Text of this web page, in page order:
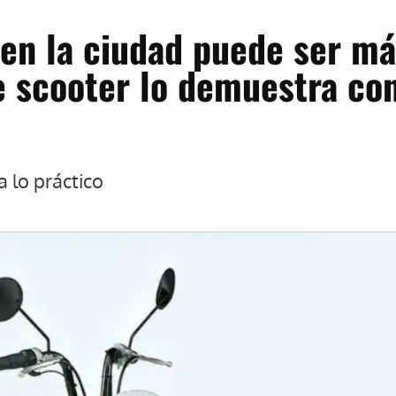
la ciudad puede ser
lo demuestra
lo práctico